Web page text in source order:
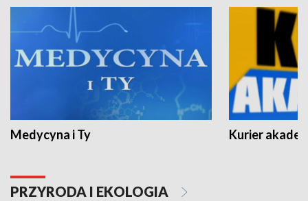
Medycyna i Ty Kurier
PRZYRODA I EKOLOGIA